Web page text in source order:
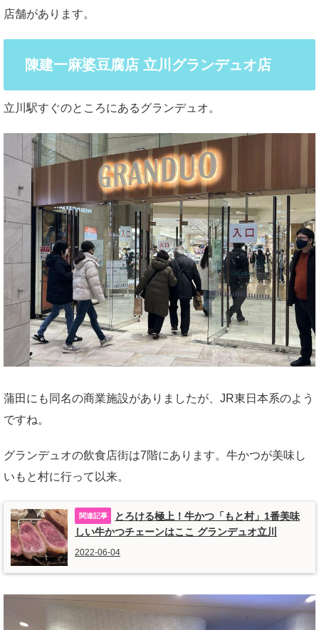
店舗があります。
陳建一麻婆豆腐店 立川グランデュオ店
立川駅すぐのところにあるグランデュオ。
蒲田にも同名の商業施設がありましたが、JR東日本系のよう
ですね。
グランデュオの飲食店街は7階にあります。牛かつが美味し
いもと村に行って以来。
とろける極上！牛かつ「もと村」1番美味
しい牛かつチェーンはここ グランデュオ立川
2022-06-04